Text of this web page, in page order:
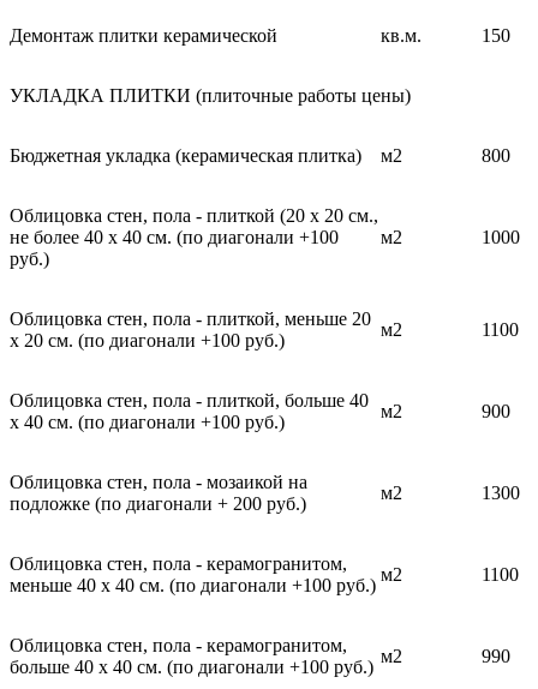
Демонтаж плитки керамической кв.м. 150
УКЛАДКА ПЛИТКИ (плиточные работы цены)
Бюджетная укладка (керамическая плитка) м2 800
Облицовка стен, пола - плиткой (20 х 20 см.,
не более 40 х 40 см. (по диагонали +100
руб.)
м2 1000
Облицовка стен, пола - плиткой, меньше 20
х 20 см. (по диагонали +100 руб.)
м2 1100
Облицовка стен, пола - плиткой, больше 40
х 40 см. (по диагонали +100 руб.)
м2 900
Облицовка стен, пола - мозаикой на
подложке (по диагонали + 200 руб.)
м2 1300
Облицовка стен, пола - керамогранитом,
меньше 40 х 40 см. (по диагонали +100 руб.)
м2 1100
Облицовка стен, пола - керамогранитом,
больше 40 х 40 см. (по диагонали +100 руб.)
м2 990